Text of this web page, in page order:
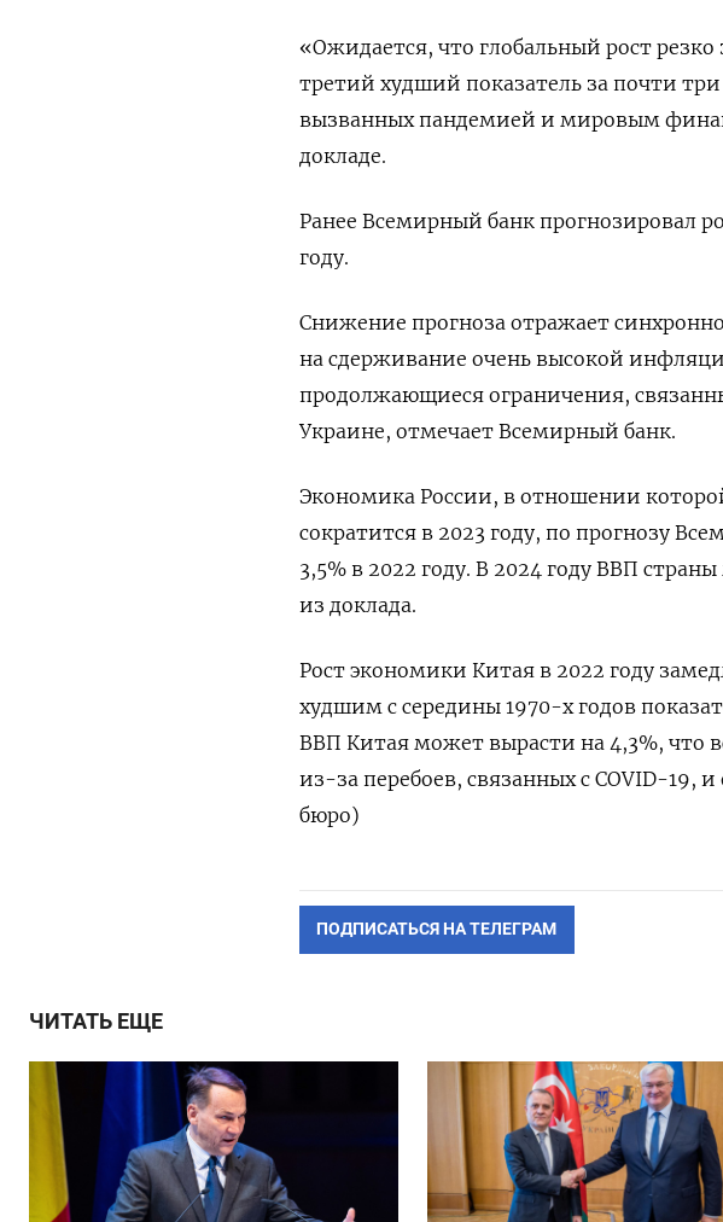
«Ожидается, что глобальный рост резко
третий худший показатель за почти
вызванных пандемией и мировым
докладе.
Ранее Всемирный банк прогнозировал
году.
Снижение прогноза отражает
на сдерживание очень высокой
продолжающиеся ограничения,
Украине, отмечает Всемирный банк.
Экономика России, в отношении
сократится в 2023 году, по прогнозу
3,5% в 2022 году. В 2024 году ВВП
из доклада.
Рост экономики Китая в 2022 году
худшим с середины 1970-х годов
ВВП Китая может вырасти на 4,3%, что
из-за перебоев, связанных с COVID-19,
бюро)
ПОДПИСАТЬСЯ НА ТЕЛЕГРАМ
ЧИТАТЬ ЕЩЕ